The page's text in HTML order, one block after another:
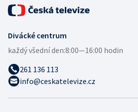
Divácké centrum
každý všední den:8:00—16:00 hodin
261 136 113
info@ceskatelevize.cz